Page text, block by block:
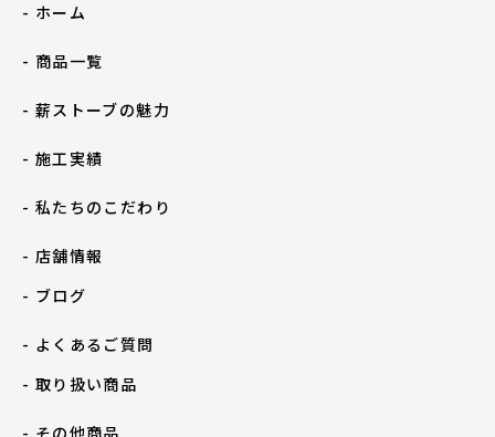
- ホーム
- 商品一覧
- 薪ストーブの魅力
- 施工実績
- 私たちのこだわり
- 店舗情報
- ブログ
- よくあるご質問
- 取り扱い商品
- その他商品